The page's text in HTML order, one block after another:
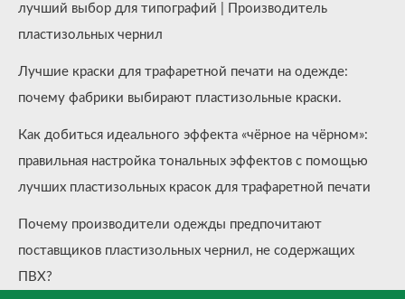
лучший выбор для типографий | Производитель
пластизольных чернил
Лучшие краски для трафаретной печати на одежде:
почему фабрики выбирают пластизольные краски.
Как добиться идеального эффекта «чёрное на чёрном»:
правильная настройка тональных эффектов с помощью
лучших пластизольных красок для трафаретной печати
Почему производители одежды предпочитают
поставщиков пластизольных чернил, не содержащих
ПВХ?